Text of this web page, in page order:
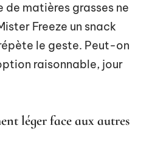
de matières grasses ne
Freeze un snack
le geste. Peut-on
raisonnable, jour
léger face aux autres